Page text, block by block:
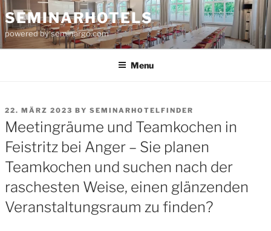
Skip
to
content
SEMINARHOTELS
powered by seminargo.com
Menu
POSTED
ON
22. MÄRZ 2023 BY SEMINARHOTELFINDER
Meetingräume und Teamkochen in
Feistritz bei Anger – Sie planen
Teamkochen und suchen nach der
raschesten Weise, einen glänzenden
Veranstaltungsraum zu finden?